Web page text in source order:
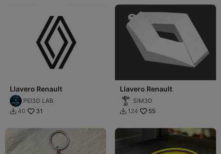
Llavero Renault
PEI3D LAB
 40 31
Llavero Renault
SIM3D
 124 55